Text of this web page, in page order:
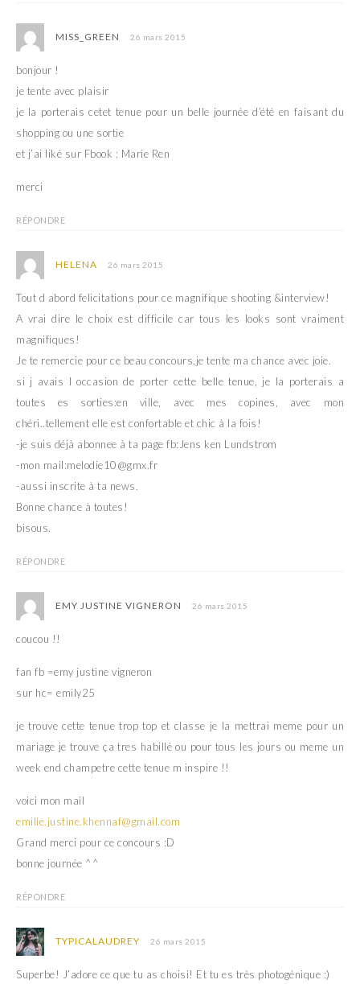
MISS_GREEN 26 mars 2015
bonjour !
je tente avec plaisir
je la porterais cetet tenue pour un belle journée d’été en faisant du
shopping ou une sortie
et j’ai liké sur Fbook : Marie Ren
merci
RÉPONDRE
HELENA 26 mars 2015
Tout d abord felicitations pour ce magnifique shooting &interview!
A vrai dire le choix est difficile car tous les looks sont vraiment
magnifiques!
Je te remercie pour ce beau concours,je tente ma chance avec joie.
si j avais l occasion de porter cette belle tenue, je la porterais a
toutes es sorties:en ville, avec mes copines, avec mon
chéri..tellement elle est confortable et chic à la fois!
-je suis déjà abonnee à ta page fb:Jens ken Lundstrom
-mon mail:melodie10@gmx.fr
-aussi inscrite à ta news.
Bonne chance à toutes!
bisous.
RÉPONDRE
EMY JUSTINE VIGNERON 26 mars 2015
coucou !!
fan fb =emy justine vigneron
sur hc= emily25
je trouve cette tenue trop top et classe je la mettrai meme pour un
mariage je trouve ça tres habillé ou pour tous les jours ou meme un
week end champetre cette tenue m inspire !!
voici mon mail
emilie.justine.khennaf@gmail.com
Grand merci pour ce concours :D
bonne journée ^^
RÉPONDRE
TYPICALAUDREY 26 mars 2015
Superbe! J’adore ce que tu as choisi! Et tu es très photogénique :)